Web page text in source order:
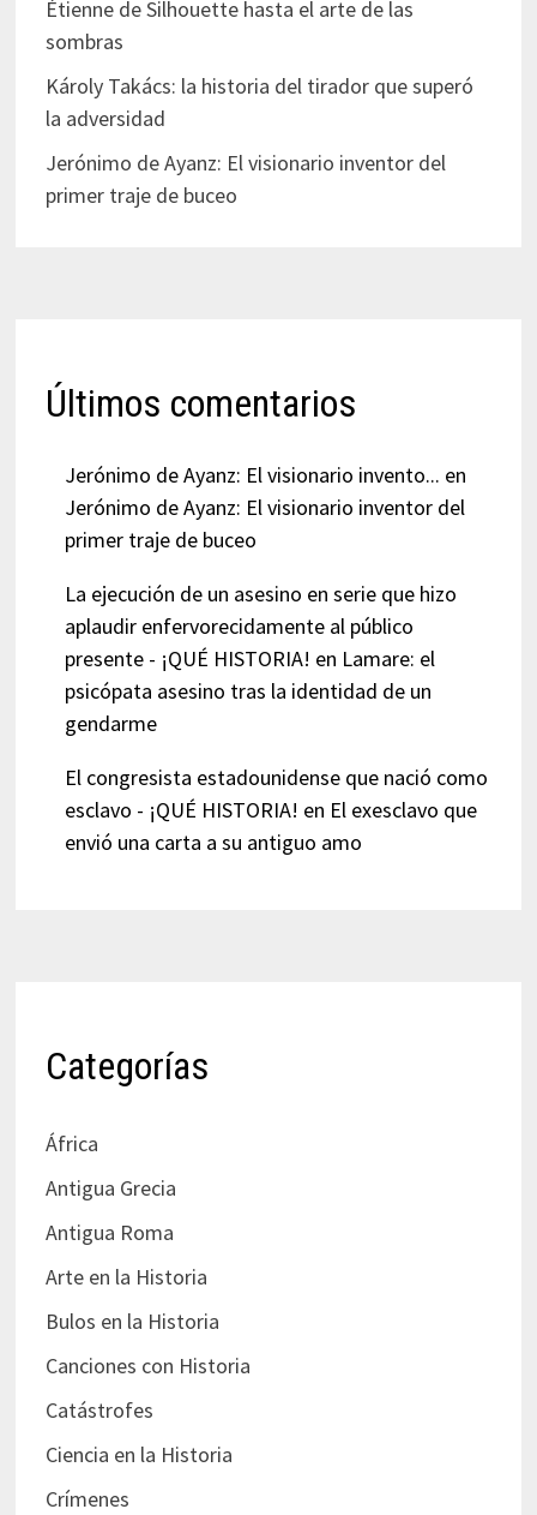
Étienne de Silhouette hasta el arte de las
sombras
Károly Takács: la historia del tirador que superó
la adversidad
Jerónimo de Ayanz: El visionario inventor del
primer traje de buceo
Últimos comentarios
Jerónimo de Ayanz: El visionario invento... en
Jerónimo de Ayanz: El visionario inventor del
primer traje de buceo
La ejecución de un asesino en serie que hizo
aplaudir enfervorecidamente al público
presente - ¡QUÉ HISTORIA! en Lamare: el
psicópata asesino tras la identidad de un
gendarme
El congresista estadounidense que nació como
esclavo - ¡QUÉ HISTORIA! en El exesclavo que
envió una carta a su antiguo amo
Categorías
África
Antigua Grecia
Antigua Roma
Arte en la Historia
Bulos en la Historia
Canciones con Historia
Catástrofes
Ciencia en la Historia
Crímenes